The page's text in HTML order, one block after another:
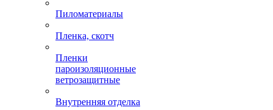
Пиломатериалы
Пленка, скотч
Пленки
пароизоляционные
ветрозащитные
Внутренняя отделка